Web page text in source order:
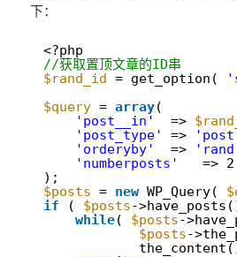
下：
1
2
3
5
10
11
12
<?php
//获取置顶文章的ID串
$rand_id = get_option(
$query = array(
'post__in'
=>
'post_type'
=>
'orderyby'
=>
'numberposts'
=> 2
);
$posts = new WP_Query(
if
( $posts-
while( $posts-
$posts-